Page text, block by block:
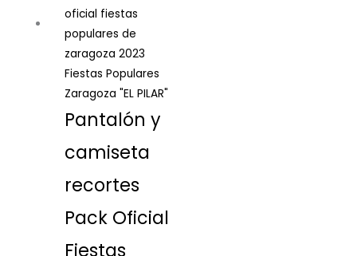
Fiestas Populares
Zaragoza "EL PILAR"
Pantalón y
camiseta
recortes
Pack Oficial